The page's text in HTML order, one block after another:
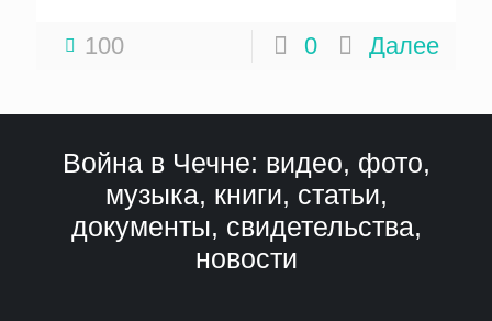
100 0 Далее
Война в Чечне: видео, фото,
музыка, книги, статьи,
документы, свидетельства,
новости